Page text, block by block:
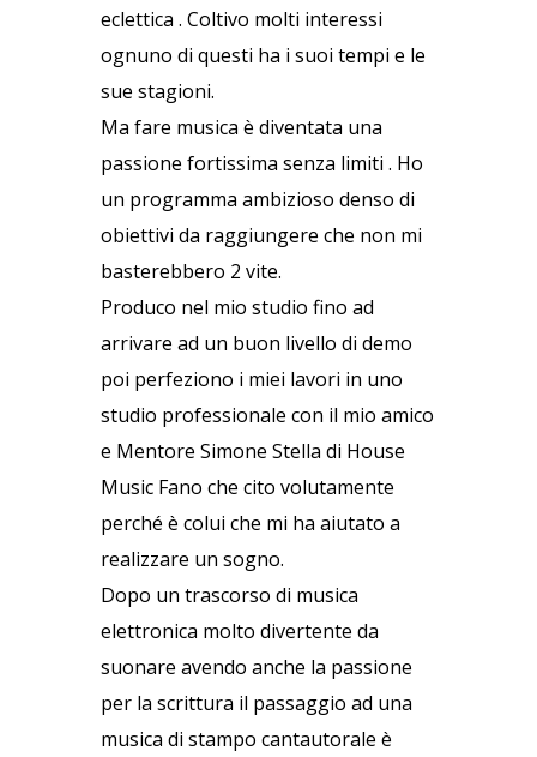
eclettica . Coltivo molti interessi
ognuno di questi ha i suoi tempi e le
sue stagioni.
Ma fare musica è diventata una
passione fortissima senza limiti . Ho
un programma ambizioso denso di
obiettivi da raggiungere che non mi
basterebbero 2 vite.
Produco nel mio studio fino ad
arrivare ad un buon livello di demo
poi perfeziono i miei lavori in uno
studio professionale con il mio amico
e Mentore Simone Stella di House
Music Fano che cito volutamente
perché è colui che mi ha aiutato a
realizzare un sogno.
Dopo un trascorso di musica
elettronica molto divertente da
suonare avendo anche la passione
per la scrittura il passaggio ad una
musica di stampo cantautorale è